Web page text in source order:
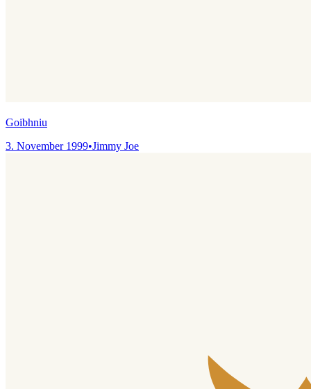
Goibhniu
3. November 1999•Jimmy Joe